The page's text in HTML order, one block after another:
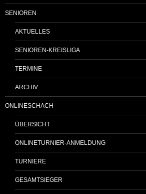
SENIOREN
AKTUELLES
SENIOREN-KREISLIGA
TERMINE
ARCHIV
ONLINESCHACH
ÜBERSICHT
ONLINETURNIER-ANMELDUNG
TURNIERE
GESAMTSIEGER